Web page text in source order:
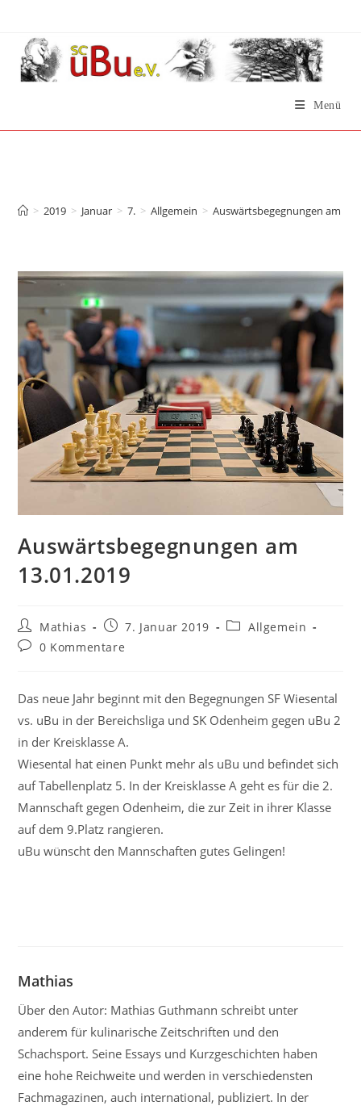
springen
Menü
> 2019 > Januar > 7. > Allgemein > Auswärtsbegegnungen am
Auswärtsbegegnungen am
13.01.2019
Beitrags-
Autor:
Mathias
Beitrag
veröffentlicht:
7. Januar 2019
Beitrags-
Allgemein
Beitrags-
0 Kommentare
Das neue Jahr beginnt mit den Begegnungen SF Wiesental
vs. uBu in der Bereichsliga und SK Odenheim gegen uBu 2
in der Kreisklasse A.
Wiesental hat einen Punkt mehr als uBu und befindet sich
auf Tabellenplatz 5. In der Kreisklasse A geht es für die 2.
Mannschaft gegen Odenheim, die zur Zeit in ihrer Klasse
auf dem 9.Platz rangieren.
uBu wünscht den Mannschaften gutes Gelingen!
Mathias
Über den Autor: Mathias Guthmann schreibt unter
anderem für kulinarische Zeitschriften und den
Schachsport. Seine Essays und Kurzgeschichten haben
eine hohe Reichweite und werden in verschiedensten
Fachmagazinen, auch international, publiziert. In der